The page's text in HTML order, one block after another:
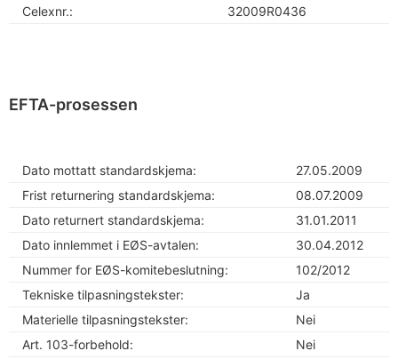
Celexnr.:
32009R0436
EFTA-prosessen
Dato mottatt standardskjema:
27.05.2009
Frist returnering standardskjema:
08.07.2009
Dato returnert standardskjema:
31.01.2011
Dato innlemmet i EØS-avtalen:
30.04.2012
Nummer for EØS-komitebeslutning:
102/2012
Tekniske tilpasningstekster:
Ja
Materielle tilpasningstekster:
Nei
Art. 103-forbehold:
Nei